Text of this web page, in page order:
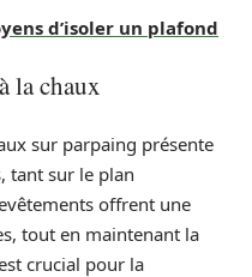
d’isoler un plafond
la chaux
sur parpaing présente
tant sur le plan
offrent une
tout en maintenant la
crucial pour la